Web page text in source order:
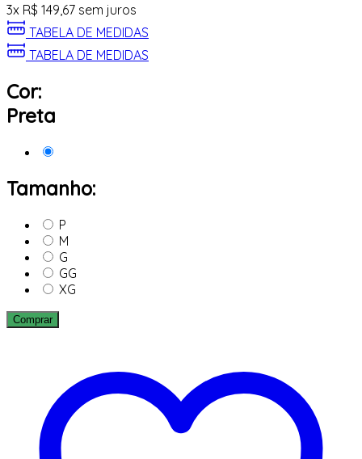
3x R$ 149,67 sem juros
TABELA DE MEDIDAS
TABELA DE MEDIDAS
Cor:
Preta
Tamanho:
P
M
G
GG
XG
Comprar